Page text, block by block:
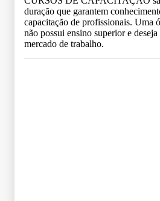
duração que garantem
capacitação de profissionais. Uma
não possui ensino superior e
mercado de trabalho.